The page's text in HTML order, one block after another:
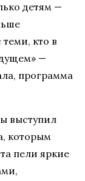
детям —
кто в
—
программа
выступил
которым
пели яркие